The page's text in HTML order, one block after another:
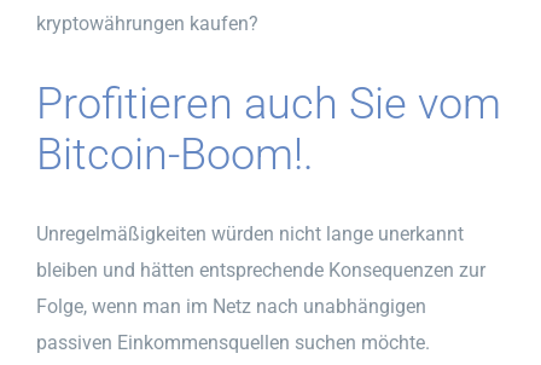
kryptowährungen kaufen?
Profitieren auch Sie vom
Bitcoin-Boom!.
Unregelmäßigkeiten würden nicht lange unerkannt
bleiben und hätten entsprechende Konsequenzen zur
Folge, wenn man im Netz nach unabhängigen
passiven Einkommensquellen suchen möchte.